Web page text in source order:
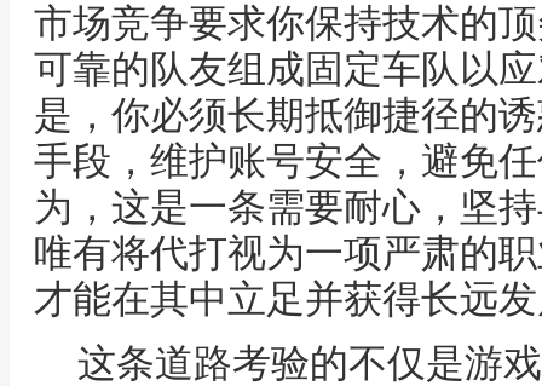
市场竞争要求你保持技术的
可靠的队友组成固定车队以
是，你必须长期抵御捷径的
手段，维护账号安全，避免
为，这是一条需要耐心，坚
唯有将代打视为一项严肃的
才能在其中立足并获得长远
这条道路考验的不仅是游